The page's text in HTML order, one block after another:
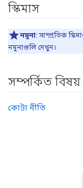
স্কিমাস
নমুনা: সাম্প্রতিক
নমুনাগুলি দেখুন।
সম্পর্কিত বিষয়
কোটা নীতি